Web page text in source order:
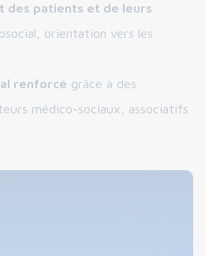
des patients et de leurs
orientation vers les
renforcé grâce à des
médico-sociaux, associatifs